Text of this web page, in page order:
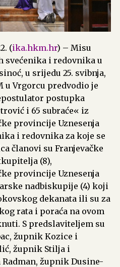
(ika.hkm.hr) – Misu
svećenika i redovnika u
u srijedu 25. svibnja,
u Vrgorcu predvodio je
postupka
i 65 subraće« iz
provincije Uznesenja
i redovnika za koje se
članovi su Franjevačke
(8),
provincije Uznesenja
nadbiskupije (4) koji
dekanata ili su za
rata i poraća na ovom
S predslaviteljem su
župnik Kozice i
župnik Stilja i
župnik Dusine-